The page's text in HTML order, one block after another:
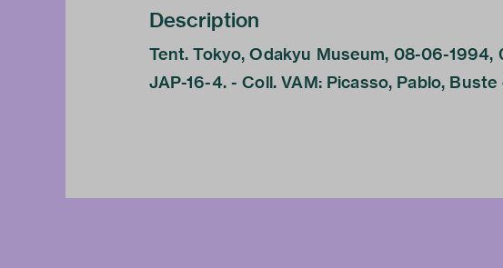
Description
Tent. Tokyo, Odakyu Museum, 08-06-
JAP-16-4. - Coll. VAM: Picasso, Pablo,